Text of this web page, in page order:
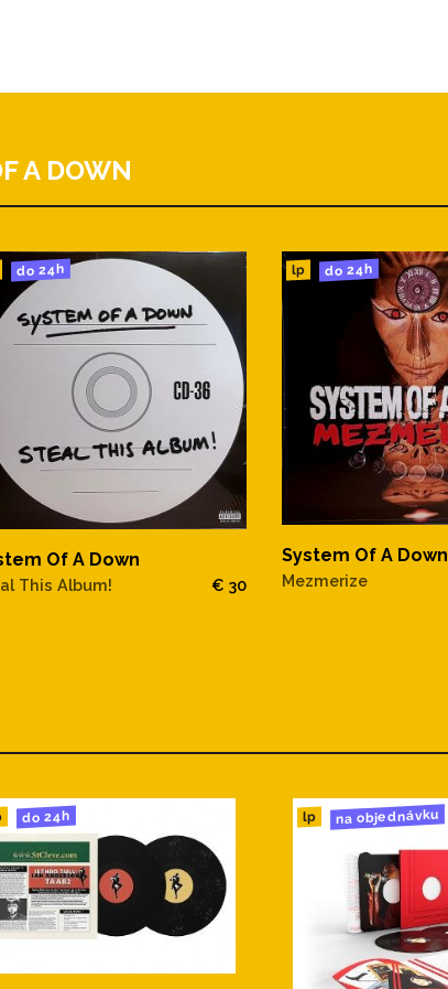
A DOWN
do 24h
Of A Down
This Album! € 30
lp do 24h
System Of A Down
Mezmerize
do 24h lp na objednávku